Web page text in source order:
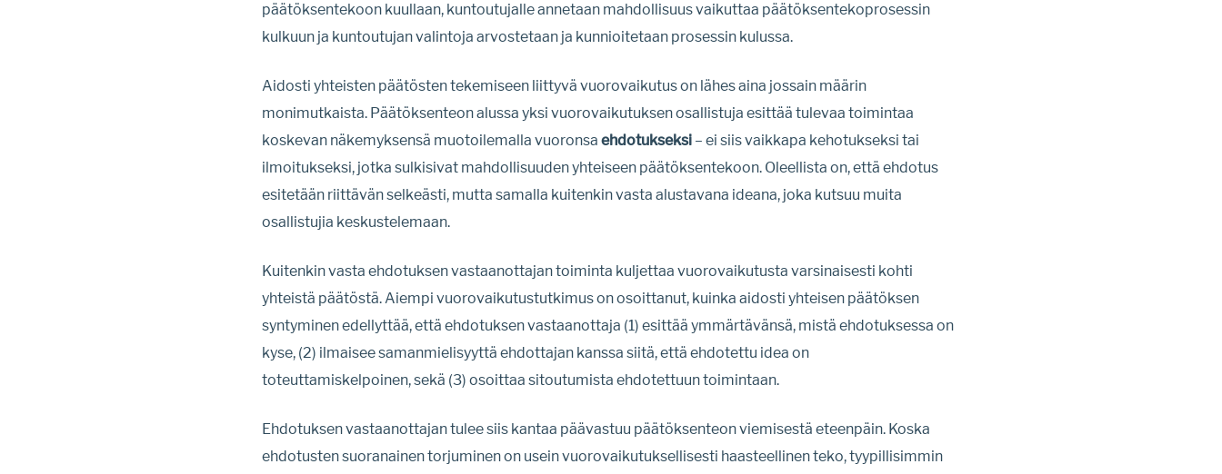
päätöksentekoon kuullaan, kuntoutujalle annetaan mahdollisuus vaikuttaa päätöksentekoprosessin
kulkuun ja kuntoutujan valintoja arvostetaan ja kunnioitetaan prosessin kulussa.
Aidosti yhteisten päätösten tekemiseen liittyvä vuorovaikutus on lähes aina jossain määrin
monimutkaista. Päätöksenteon alussa yksi vuorovaikutuksen osallistuja esittää tulevaa toimintaa
koskevan näkemyksensä muotoilemalla vuoronsa ehdotukseksi – ei siis vaikkapa kehotukseksi tai
ilmoitukseksi, jotka sulkisivat mahdollisuuden yhteiseen päätöksentekoon. Oleellista on, että ehdotus
esitetään riittävän selkeästi, mutta samalla kuitenkin vasta alustavana ideana, joka kutsuu muita
osallistujia keskustelemaan.
Kuitenkin vasta ehdotuksen vastaanottajan toiminta kuljettaa vuorovaikutusta varsinaisesti kohti
yhteistä päätöstä. Aiempi vuorovaikutustutkimus on osoittanut, kuinka aidosti yhteisen päätöksen
syntyminen edellyttää, että ehdotuksen vastaanottaja (1) esittää ymmärtävänsä, mistä ehdotuksessa on
kyse, (2) ilmaisee samanmielisyyttä ehdottajan kanssa siitä, että ehdotettu idea on
toteuttamiskelpoinen, sekä (3) osoittaa sitoutumista ehdotettuun toimintaan.
Ehdotuksen vastaanottajan tulee siis kantaa päävastuu päätöksenteon viemisestä eteenpäin. Koska
ehdotusten suoranainen torjuminen on usein vuorovaikutuksellisesti haasteellinen teko, tyypillisimmin